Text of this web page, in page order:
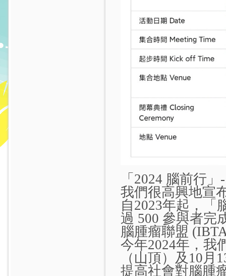
「2024 腦前行
我們很高興地宣
自2023年起，「
過 500 參與者完
腦腫瘤聯盟
今年2024年，我
（山頂）及10
提高社會對腦腫